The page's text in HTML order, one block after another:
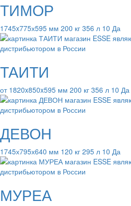
ТИМОР
1745x775х595 мм 200 кг 356 л 10 Да
ТАИТИ
от 1820x850x595 мм 200 кг 356 л 10 Да
ДЕВОН
1745х795х640 мм 120 кг 295 л 10 Да
МУРЕА